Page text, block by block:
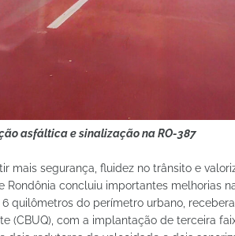
asfáltica e sinalização na RO-387
mais segurança, fluidez no trânsito e
concluiu importantes melhorias
quilômetros do perímetro urbano,
(CBUQ), com a implantação de terceira